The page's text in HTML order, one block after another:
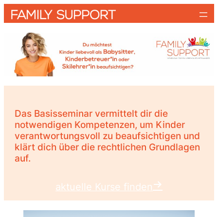
Zum
Inhalt
springen
Das Basisseminar vermittelt dir die
notwendigen Kompetenzen, um Kinder
verantwortungsvoll zu beaufsichtigen und
klärt dich über die rechtlichen Grundlagen
auf.
aktuelle Kurse finden